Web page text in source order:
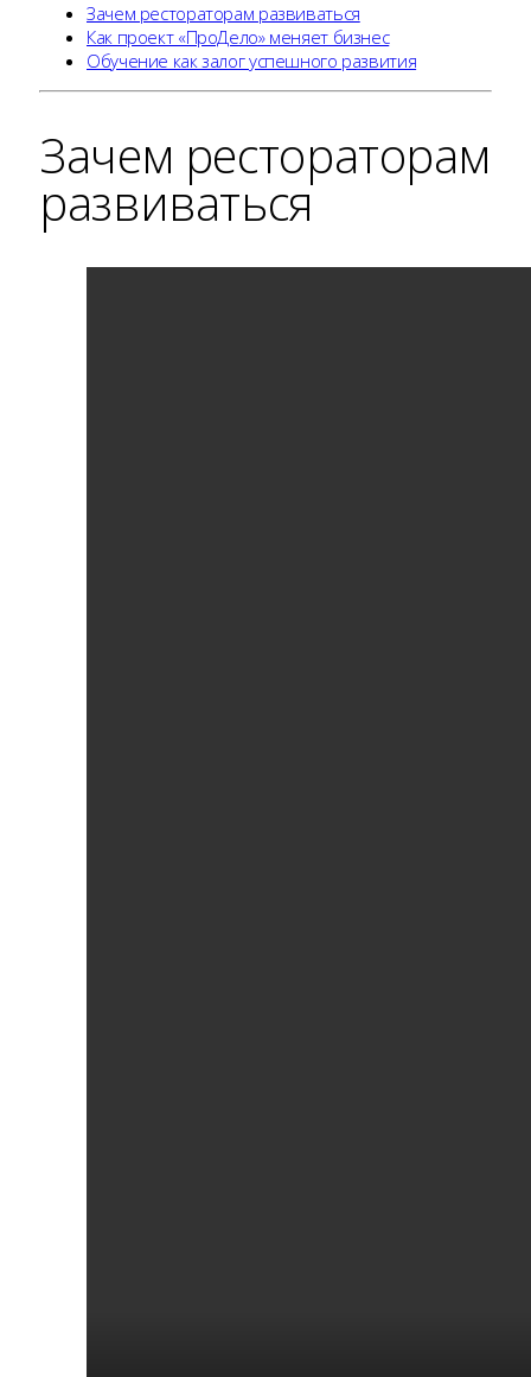
Зачем рестораторам развиваться
Как проект «ПроДело» меняет бизнес
Обучение как залог успешного развития
Зачем рестораторам
развиваться